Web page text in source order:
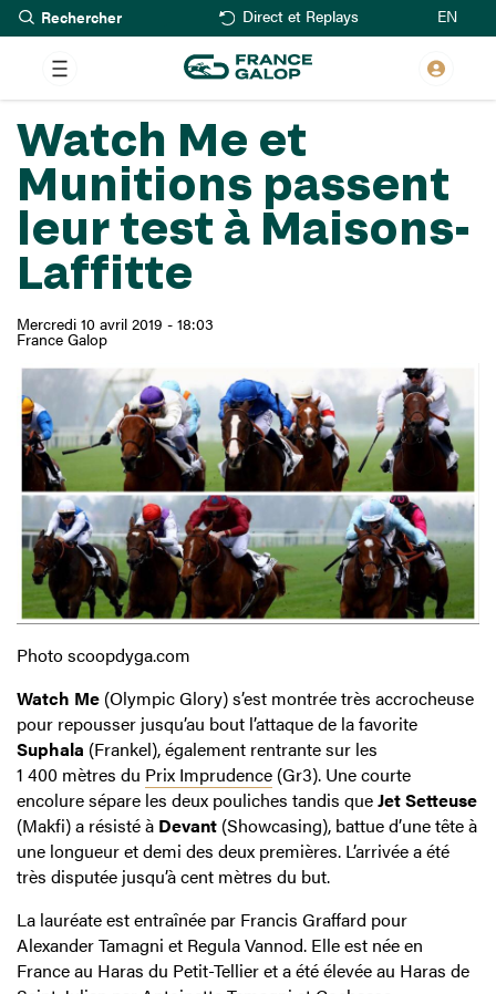
Aller
au
contenu
principal
Rechercher Direct et Replays EN
Watch Me et
Munitions passent
leur test à Maisons-
Laffitte
Mercredi 10 avril 2019 - 18:03
France Galop
Photo scoopdyga.com
Watch Me (Olympic Glory) s’est montrée très accrocheuse
pour repousser jusqu’au bout l’attaque de la favorite
Suphala (Frankel), également rentrante sur les
1 400 mètres du Prix Imprudence (Gr3). Une courte
encolure sépare les deux pouliches tandis queJet Setteuse
(Makfi) a résisté à Devant (Showcasing), battue d’une tête à
une longueur et demi des deux premières. L’arrivée a été
très disputée jusqu’à cent mètres du but.
La lauréate est entraînée par Francis Graffard pour
Alexander Tamagni et Regula Vannod. Elle est née en
France au Haras du Petit-Tellier et a été élevée au Haras de